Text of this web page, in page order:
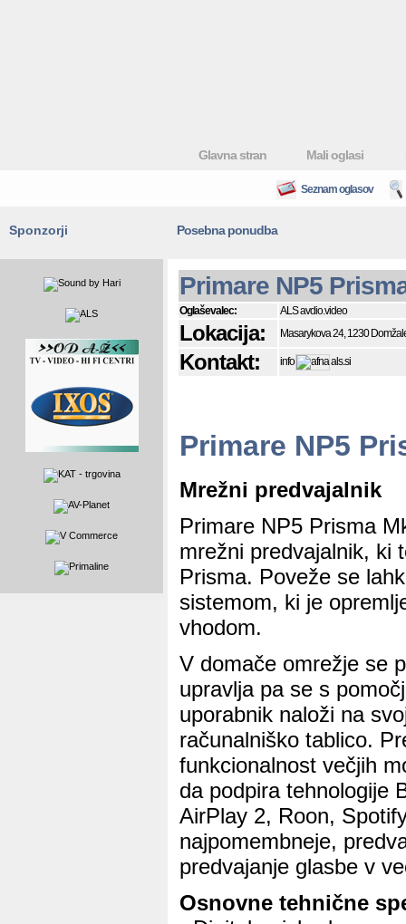
Glavna stran Mali oglasi
Seznam oglasov
Sponzorji Posebna ponudba
Primare NP5
Oglaševalec: ALS avdio.video
Lokacija: Masarykova 24, 1230
Kontakt: info als.si
Primare NP5
Mrežni predvajalnik
Primare NP5 Prisma
mrežni predvajalnik, ki
Prisma. Poveže se
sistemom, ki je
vhodom.
V domače omrežje se
upravlja pa se s
uporabnik naloži na
računalniško tablico.
funkcionalnost večjih
da podpira tehnologije
AirPlay 2, Roon,
najpomembneje,
predvajanje glasbe v
Osnovne tehnične